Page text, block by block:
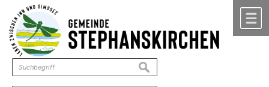
Zum Inhalt ,zur Navigation
suchen